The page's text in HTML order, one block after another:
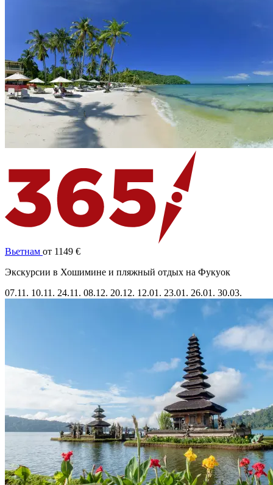
Вьетнам от 1149 €
Экскурсии в Хошимине и пляжный отдых на Фукуок
07.11. 10.11. 24.11. 08.12. 20.12. 12.01. 23.01. 26.01. 30.03.